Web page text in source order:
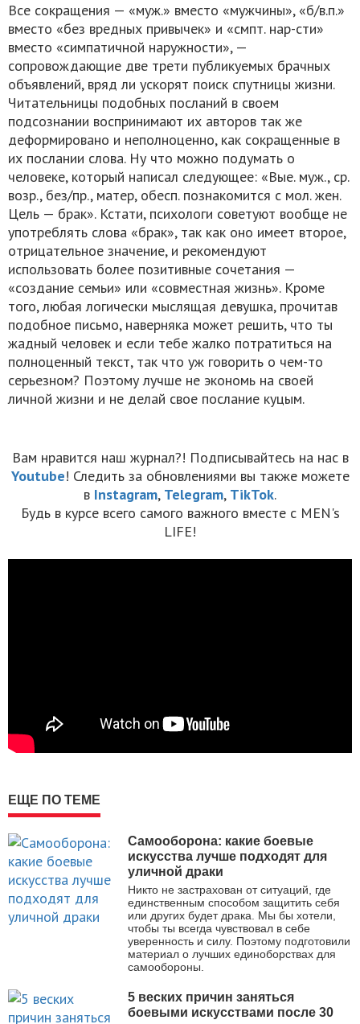
Все сокращения — «муж.» вместо «мужчины», «б/в.п.»
вместо «без вредных привычек» и «смпт. нар-сти»
вместо «симпатичной наружности», —
сопровождающие две трети публикуемых брачных
объявлений, вряд ли ускорят поиск спутницы жизни.
Читательницы подобных посланий в своем
подсознании воспринимают их авторов так же
деформировано и неполноценно, как сокращенные в
их послании слова. Ну что можно подумать о
человеке, который написал следующее: «Вые. муж., ср.
возр., без/пр., матер, обесп. познакомится с мол. жен.
Цель — брак». Кстати, психологи советуют вообще не
употреблять слова «брак», так как оно имеет второе,
отрицательное значение, и рекомендуют
использовать более позитивные сочетания —
«создание семьи» или «совместная жизнь». Кроме
того, любая логически мыслящая девушка, прочитав
подобное письмо, наверняка может решить, что ты
жадный человек и если тебе жалко потратиться на
полноценный текст, так что уж говорить о чем-то
серьезном? Поэтому лучше не экономь на своей
личной жизни и не делай свое послание куцым.
Вам нравится наш журнал?! Подписывайтесь на нас в
Youtube! Следить за обновлениями вы также можете
в Instagram, Telegram, TikTok.
Будь в курсе всего самого важного вместе с MEN's
LIFE!
ЕЩЕ ПО ТЕМЕ
Самооборона: какие боевые
искусства лучше подходят для
уличной драки
Никто не застрахован от ситуаций, где
единственным способом защитить себя
или других будет драка. Мы бы хотели,
чтобы ты всегда чувствовал в себе
уверенность и силу. Поэтому подготовили
материал о лучших единоборствах для
самообороны.
5 веских причин заняться
боевыми искусствами после 30